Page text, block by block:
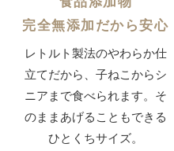
完全無添加だから安心
レトルト製法のやわらか仕
立てだから、 子ねこからシ
ニアまで食べられます。 そ
のままあげることもできる
ひとくちサイズ。